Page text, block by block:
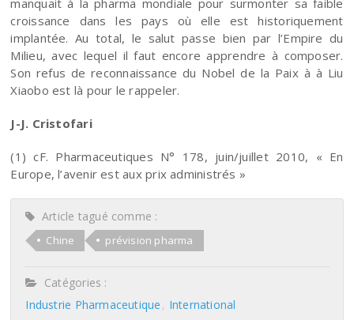
manquait à la pharma mondiale pour surmonter sa faible
croissance dans les pays où elle est historiquement
implantée. Au total, le salut passe bien par l’Empire du
Milieu, avec lequel il faut encore apprendre à composer.
Son refus de reconnaissance du Nobel de la Paix à à Liu
Xiaobo est là pour le rappeler.
J-J. Cristofari
(1) cF. Pharmaceutiques N° 178, juin/juillet 2010, « En
Europe, l’avenir est aux prix administrés »
Article tagué comme :
Chine prévision pharma
Catégories :
Industrie Pharmaceutique
International